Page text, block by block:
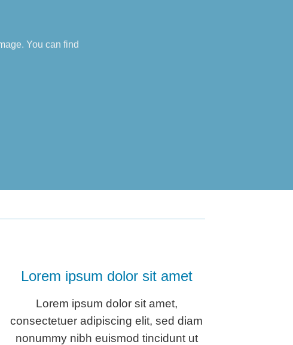
You can find
Lorem ipsum dolor sit amet
Lorem ipsum dolor sit amet,
consectetuer adipiscing elit, sed diam
nonummy nibh euismod tincidunt ut